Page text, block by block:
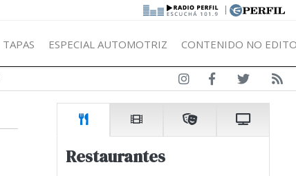
|
TAPAS ESPECIAL AUTOMOTRIZ CONTENIDO NO
Restaurantes